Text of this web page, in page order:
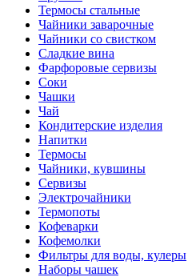
Термосы стальные
Чайники заварочные
Чайники со свистком
Сладкие вина
Фарфоровые сервизы
Соки
Чашки
Чай
Кондитерские изделия
Напитки
Термосы
Чайники, кувшины
Сервизы
Электрочайники
Термопоты
Кофеварки
Кофемолки
Фильтры для воды, кулеры
Наборы чашек